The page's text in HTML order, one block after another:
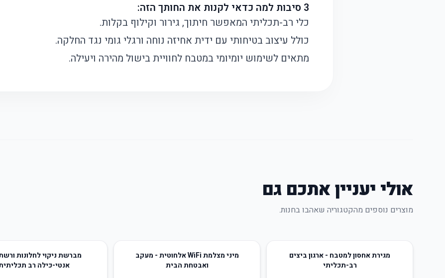
3 סיבות למה כדאי לקנות את החותך הזה:
כלי רב-תכליתי המאפשר חיתוך, גירור וקילוף בקלות.
כולל עיצוב בטיחותי עם ידית אחיזה נוחה ורגלי גומי נגד החלקה.
מתאים לשימוש יומיומי במטבח לחוויית בישול מהירה ויעילה.
אולי יעניין אתכם גם
מוצרים נוספים מהקטגוריה שאהבו בחנות.
מגירת אחסון למטבח - ארגון ביצים
רב-תכליתי
מיני מצלמת WiFi אלחוטית - מעקב
ואבטחת הבית
מברשת ניקוי לחלונות
אנטי-כילה רב